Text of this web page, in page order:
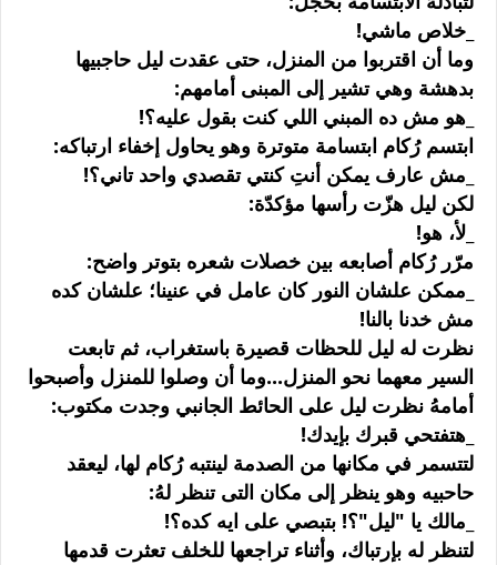
_خلاص ماشي!
وما أن اقتربوا من المنزل، حتى عقدت ليل حاجبيها
بدهشة وهي تشير إلى المبنى أمامهم:
_هو مش ده المبني اللي كنت بقول عليه؟!
ابتسم رُكام ابتسامة متوترة وهو يحاول إخفاء ارتباكه:
_مش عارف يمكن أنتِ كنتي تقصدي واحد تاني؟!
لكن ليل هزّت رأسها مؤكدّة:
_لأ، هو!
مرّر رُكام أصابعه بين خصلات شعره بتوتر واضح:
_ممكن علشان النور كان عامل في عنينا؛ علشان كده
مش خدنا بالنا!
نظرت له ليل للحظات قصيرة باستغراب، ثم تابعت
السير معهما نحو المنزل...وما أن وصلوا للمنزل وأصبحوا
أمامهُ نظرت ليل على الحائط الجانبي وجدت مكتوب:
_هتفتحي قبرك بإيدك!
لتتسمر في مكانها من الصدمة لينتبه رُكام لها، ليعقد
حاحبيه وهو ينظر إلى مكان التى تنظر لهُ:
_مالك يا "ليل"؟! بتبصي على ايه كده؟!
لتنظر له بإرتباك، وأثناء تراجعها للخلف تعثرت قدمها